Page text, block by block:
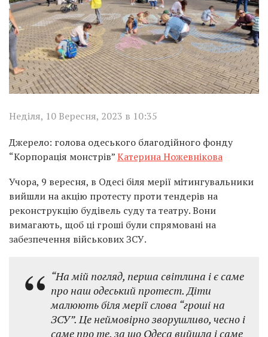
Неділя, 10 Вересня, 2023 в 10:35
Джерело: голова одеського благодійного фонду
“Корпорація монстрів”Катерина Ножевнікова
Учора, 9 вересня, в Одесі біля мерії мітингувальники
вийшли на акцію протесту проти тендерів на
реконструкцію будівель суду та театру. Вони
вимагають, щоб ці гроші були спрямовані на
забезпечення військових ЗСУ.
“На мій погляд, перша світлина і є саме
про наш одеський протест. Діти
малюють біля мерії слова “гроші на
ЗСУ”. Це неймовірно зворушливо, чесно і
саме про те, за що Одеса вийшла і саме